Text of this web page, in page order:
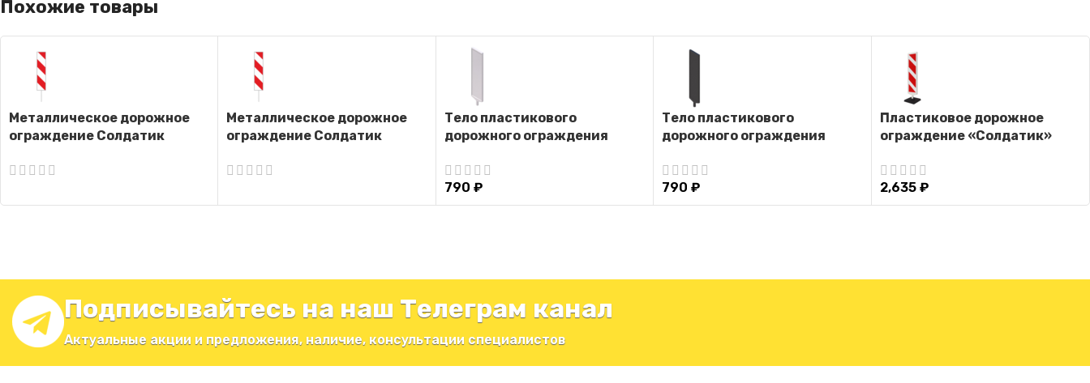
Похожие товары
Металлическое дорожное
ограждение Солдатик
Металлическое дорожное
ограждение Солдатик
Тело пластикового
дорожного ограждения
790 ₽
Тело пластикового
дорожного ограждения
790₽
Пластиковое дорожное
ограждение «Солдатик»
2,635 ₽
Подписывайтесь на наш Телеграм канал
Актуальные акции и предложения, наличие, консультации специалистов